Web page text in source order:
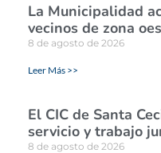
La Municipalidad
vecinos de zona
8 de agosto de 2026
Leer Más >>
El CIC de Santa
servicio y trabajo
8 de agosto de 2026